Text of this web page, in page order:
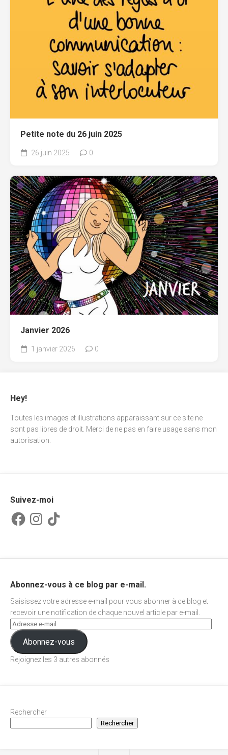
Petite note du 26 juin 2025
26 juin 2025 0
Janvier 2026
1 janvier 2026 0
Hey!
Toutes les images et illustrations apparaissant sur ce site ne
sont pas libres de droit. Merci de ne pas en faire usage sans mon
autorisation.
Suivez-moi
FacebookInstagram
TikTok
Abonnez-vous à ce blog par e-mail.
Saisissez votre adresse e-mail pour vous abonner à ce blog et
recevoir une notification de chaque nouvel article par e-mail.
Abonnez-vous
Rejoignez les 3 autres abonnés
Rechercher
Rechercher